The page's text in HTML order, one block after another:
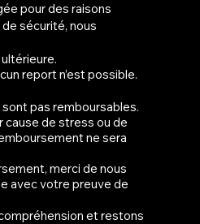
pour des raisons
sécurité, nous
report n’est possible.
pas remboursables.
cause de stress ou de
ne sera
merci de nous
avec votre preuve de
et restons